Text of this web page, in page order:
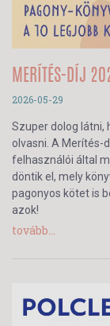
MERÍTÉS-DÍJ
2026-05-29
Szuper dolog látni,
olvasni. A Merítés-
felhasználói által
döntik el, mely
pagonyos kötet is
azok!
tovább...